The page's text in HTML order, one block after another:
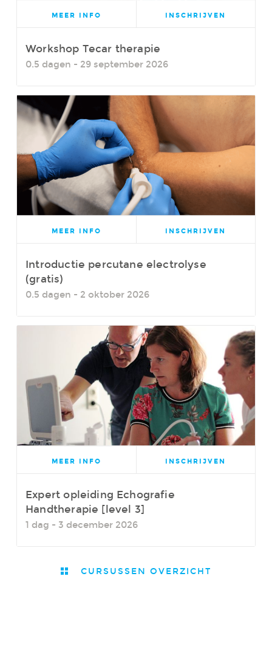
MEER INFO INSCHRIJVEN
Workshop Tecar therapie
0.5 dagen - 29 september 2026
MEER INFO INSCHRIJVEN
Introductie percutane electrolyse
(gratis)
0.5 dagen - 2 oktober 2026
MEER INFO INSCHRIJVEN
Expert opleiding Echografie
Handtherapie [level 3]
1 dag - 3 december 2026
CURSUSSEN OVERZICHT